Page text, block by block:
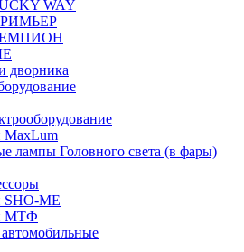
WAY
дворника
MaxLum
лампы Головного света (в фары)
SHO-ME
МТФ